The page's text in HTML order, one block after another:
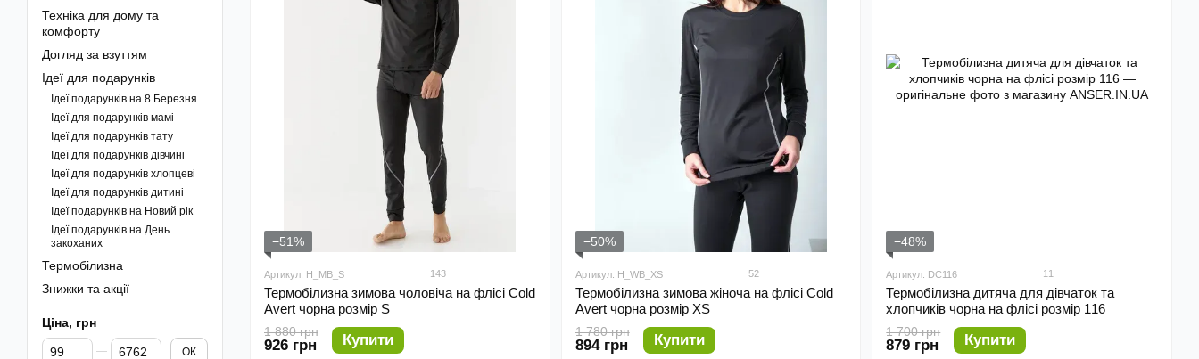
−51%
Артикул: H_MB_S 143
Термобілизна зимова чоловіча на флісі Cold
Avert чорна розмір S
1 880 грн
926 грн Купити
−50%
Артикул: H_WB_XS 52
Термобілизна зимова жіноча на флісі Cold
Avert чорна розмір XS
1 780 грн
894 грн Купити
−48%
Артикул: DC116 11
Термобілизна дитяча для дівчаток та
хлопчиків чорна на флісі розмір 116
1 700 грн
879 грн Купити
Техніка для дому та
комфорту
Догляд за взуттям
Ідеї для подарунків
Ідеї подарунків на 8 Березня
Ідеї для подарунків мамі
Ідеї для подарунків тату
Ідеї для подарунків дівчині
Ідеї для подарунків хлопцеві
Ідеї для подарунків дитині
Ідеї подарунків на Новий рік
Ідеї подарунків на День
закоханих
Термобілизна
Знижки та акції
Ціна, грн
Від Ціна, грн
До Ціна, грн ОК